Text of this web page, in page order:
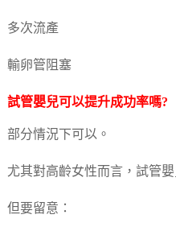
多次流產
輸卵管阻塞
試管嬰兒可以提升成功率嗎?
部分情況下可以。
尤其對高齡女性而言，試管
但要留意：